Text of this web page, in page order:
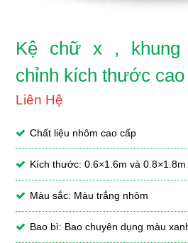
Kệ chữ x , khung
chỉnh kích thước cao
Liên Hệ
Chất liệu nhôm cao cấp
Kích thước: 0.6×1.6m và 0.8×1.8m
Màu sắc: Màu trắng nhôm
Bao bì: Bao chuyên dụng màu